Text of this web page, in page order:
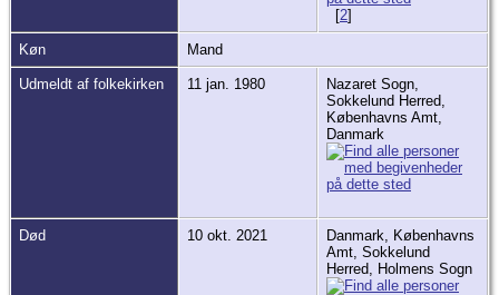
[2]
Køn Mand
Udmeldt af folkekirken 11 jan. 1980
Nazaret Sogn,
Sokkelund Herred,
Københavns Amt,
Danmark
Død 10 okt. 2021
Danmark, Københavns
Amt, Sokkelund
Herred, Holmens Sogn